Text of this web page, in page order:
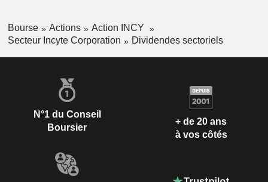
Bourse Actions
Action INCY
Secteur Incyte Corporation
Dividendes sectoriels
N°1 du Conseil
Boursier
+ de 20 ans
à vos côtés